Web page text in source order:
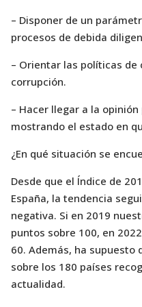
– Disponer de un
procesos de debida
– Orientar las políticas de
corrupción.
– Hacer llegar a la
mostrando el estado en
¿En qué situación se
Desde que el Índice de
España, la tendencia
negativa. Si en 2019
puntos sobre 100, en
60. Además, ha supuesto
sobre los 180 países
actualidad.